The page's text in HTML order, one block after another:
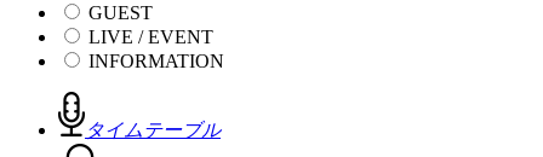
GUEST
LIVE / EVENT
INFORMATION
タイムテーブル